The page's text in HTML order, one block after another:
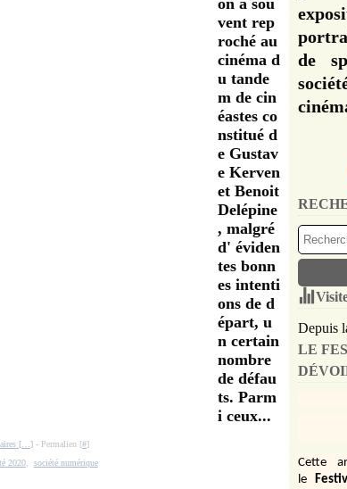
on a sou
vent rep
roché au
cinéma d
u tande
m de cin
éastes co
nstitué d
e Gustav
e Kerven
et Benoit
Delépine
, malgré
d' éviden
tes bonn
es intenti
ons de d
épart, u
n certain
nombre
de défau
ts. Parm
i ceux...
[ …] - Permalien [#]
2020, société numérique
de
Depuis
LE
Cette
le